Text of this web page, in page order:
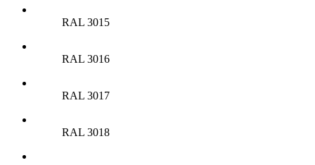
RAL 3015
RAL 3016
RAL 3017
RAL 3018